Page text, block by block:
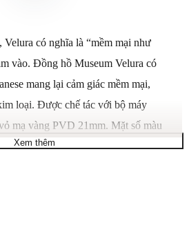
Velura có nghĩa là “mềm mại như
vào. Đồng hồ Museum Velura có
mang lại cảm giác mềm mại,
loại. Được chế tác với bộ máy
mạ vàng PVD 21mm. Mặt số màu
đặc trưng ở vị trí 12 giờ. Mặt số
Xem thêm